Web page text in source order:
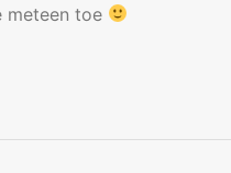
meteen toe